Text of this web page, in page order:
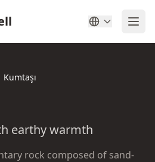
Kumtaşı
earthy warmth
rock composed of sand-